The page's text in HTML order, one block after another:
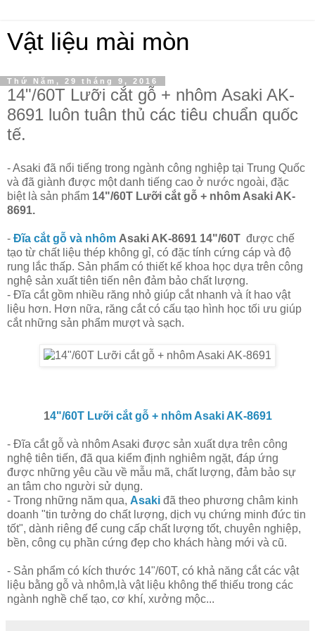
Vật liệu mài mòn
Thứ Năm, 29 tháng 9, 2016
14"/60T Lưỡi cắt gỗ + nhôm Asaki AK-
8691 luôn tuân thủ các tiêu chuẩn quốc
tế.
- Asaki đã nổi tiếng trong ngành công nghiệp tại Trung Quốc
và đã giành được một danh tiếng cao ở nước ngoài, đặc
biệt là sản phẩm 14"/60T Lưỡi cắt gỗ + nhôm Asaki AK-
8691.
- Đĩa cắt gỗ và nhôm Asaki AK-8691 14"/60T được chế
tạo từ chất liệu thép không gỉ, có đặc tính cứng cáp và độ
rung lắc thấp. Sản phẩm có thiết kế khoa học dựa trên công
nghệ sản xuất tiên tiến nên đảm bảo chất lượng.
- Đĩa cắt gồm nhiều răng nhỏ giúp cắt nhanh và ít hao vật
liệu hơn. Hơn nữa, răng cắt có cấu tạo hình học tối ưu giúp
cắt những sản phẩm mượt và sạch.
14"/60T Lưỡi cắt gỗ + nhôm Asaki AK-8691
- Đĩa cắt gỗ và nhôm Asaki được sản xuất dựa trên công
nghệ tiên tiến, đã qua kiểm định nghiêm ngặt, đáp ứng
được những yêu cầu về mẫu mã, chất lượng, đảm bảo sự
an tâm cho người sử dụng.
- Trong những năm qua, Asaki đã theo phương châm kinh
doanh "tin tưởng do chất lượng, dịch vụ chứng minh đức tin
tốt", dành riêng để cung cấp chất lượng tốt, chuyên nghiệp,
bền, công cụ phần cứng đẹp cho khách hàng mới và cũ.
- Sản phẩm có kích thước 14"/60T, có khả năng cắt các vật
liệu bằng gỗ và nhôm,là vật liệu không thể thiếu trong các
ngành nghề chế tạo, cơ khí, xưởng mộc...